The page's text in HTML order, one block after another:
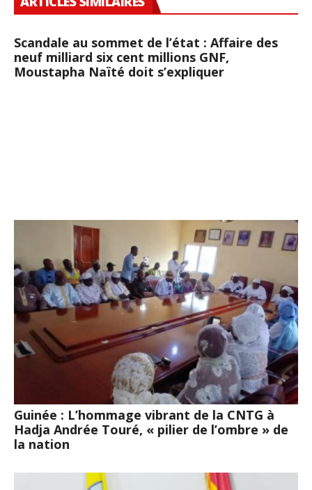
Scandale au sommet de l’état : Affaire des
neuf milliard six cent millions GNF,
Moustapha Naïté doit s’expliquer
Guinée : L’hommage vibrant de la CNTG à
Hadja Andrée Touré, « pilier de l’ombre » de
la nation